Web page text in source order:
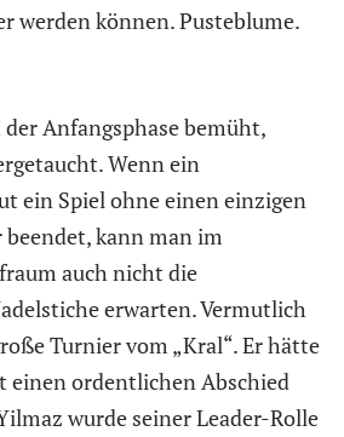
werden können. Pusteblume.
der Anfangsphase bemüht,
Wenn ein
ein Spiel ohne einen einzigen
beendet, kann man im
auch nicht die
erwarten. Vermutlich
Turnier vom „Kral“. Er hätte
einen ordentlichen Abschied
wurde seiner Leader-Rolle